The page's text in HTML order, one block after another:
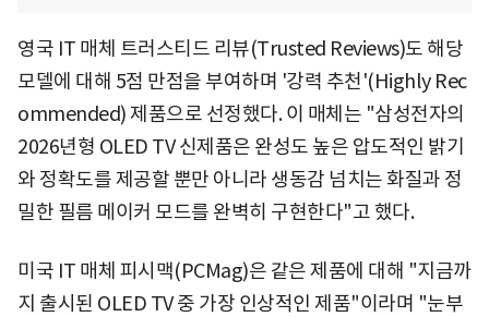
영국 IT 매체 트러스티드 리뷰(Trusted Reviews)도 해당
모델에 대해 5점 만점을 부여하며 '강력 추천'(Highly Rec
ommended) 제품으로 선정했다. 이 매체는 "삼성전자의
2026년형 OLED TV 신제품은 완성도 높은 압도적인 밝기
와 정확도를 제공할 뿐만 아니라 생동감 넘치는 화질과 정
밀한 필름 메이커 모드를 완벽히 구현한다"고 했다.
미국 IT 매체 피시맥(PCMag)은 같은 제품에 대해 "지금까
지 출시된 OLED TV 중 가장 인상적인 제품"이라며 "눈부